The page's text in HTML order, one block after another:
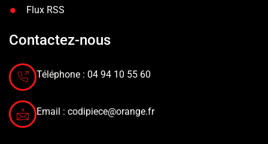
Flux RSS
Contactez-nous
Téléphone : 04 94 10 55 60
Email : codipiece@orange.fr